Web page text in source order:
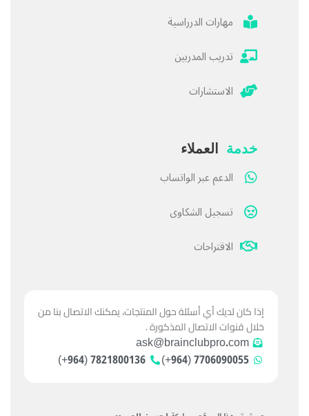
مهارات الدرراسية
تدريب المدربين
الاستشارات
خدمة العملاء
الدعم عبر الواتساب
تسجيل الشكاوى
الاقتراحات
إذا كان لديك أي أسئلة حول المنتجات، يمكنك الاتصال بنا من
خلال قنوات الاتصال المذكورة .
ask@brainclubpro.com
7706090055 (964+)
7821800136 (964+)